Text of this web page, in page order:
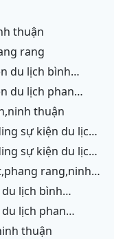
thuận
rang
thuận
hy
ranh
thuận